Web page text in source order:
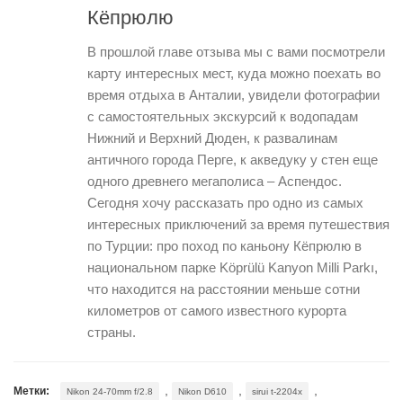
Кёпрюлю
В прошлой главе отзыва мы с вами посмотрели
карту интересных мест, куда можно поехать во
время отдыха в Анталии, увидели фотографии
с самостоятельных экскурсий к водопадам
Нижний и Верхний Дюден, к развалинам
античного города Перге, к акведуку у стен еще
одного древнего мегаполиса – Аспендос.
Сегодня хочу рассказать про одно из самых
интересных приключений за время путешествия
по Турции: про поход по каньону Кёпрюлю в
национальном парке Köprülü Kanyon Milli Parkı,
что находится на расстоянии меньше сотни
километров от самого известного курорта
страны.
Метки: Nikon 24-70mm f/2.8 Nikon D610 sirui t-2204x